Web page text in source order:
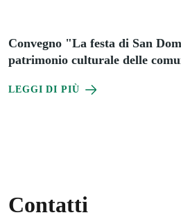
Convegno "La festa di San
patrimonio culturale delle
LEGGI DI PIÙ
Contatti